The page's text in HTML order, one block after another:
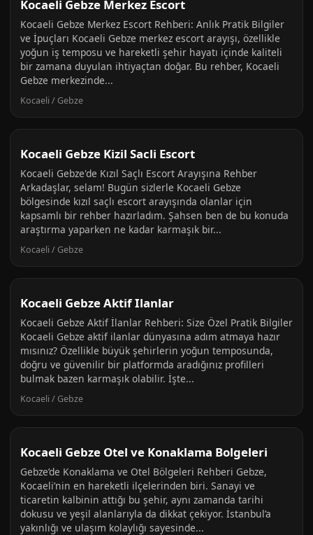
Kocaeli Gebze Merkez Escort
Kocaeli Gebze Merkez Escort Rehberi: Anlık Pratik Bilgiler
ve İpuçları Kocaeli Gebze merkez escort arayışı, özellikle
yoğun iş temposu ve hareketli şehir hayatı içinde kaliteli
bir zamana duyulan ihtiyaçtan doğar. Bu rehber, Kocaeli
Gebze merkezinde...
Kocaeli / Gebze
Kocaeli Gebze Kizil Sacli Escort
Kocaeli Gebze'de Kızıl Saçlı Escort Arayışına Rehber
Arkadaşlar, selam! Bugün sizlerle Kocaeli Gebze
bölgesinde kızıl saçlı escort arayışında olanlar için
kapsamlı bir rehber hazırladım. Şahsen ben de bu konuda
araştırma yaparken ne kadar karmaşık bir...
Kocaeli / Gebze
Kocaeli Gebze Aktif Ilanlar
Kocaeli Gebze Aktif İlanlar Rehberi: Size Özel Pratik Bilgiler
Kocaeli Gebze aktif ilanlar dünyasına adım atmaya hazır
mısınız? Özellikle büyük şehirlerin yoğun temposunda,
doğru ve güvenilir bir platformda aradığınız profilleri
bulmak bazen karmaşık olabilir. İşte...
Kocaeli / Gebze
Kocaeli Gebze Otel ve Konaklama Bolgeleri
Gebze’de Konaklama ve Otel Bölgeleri Rehberi Gebze,
Kocaeli’nin en hareketli ilçelerinden biri. Sanayi ve
ticaretin kalbinin attığı bu şehir, aynı zamanda tarihi
dokusu ve yeşil alanlarıyla da dikkat çekiyor. İstanbul’a
yakınlığı ve ulaşım kolaylığı sayesinde...